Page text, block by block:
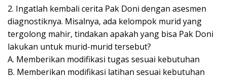
2. Ingatlah kembali cerita Pak Doni dengan asesmen
diagnostiknya. Misalnya, ada kelompok murid yang
tergolong mahir, tindakan apakah yang bisa Pak Doni
lakukan untuk murid-murid tersebut?
A. Memberikan modifikasi tugas sesuai kebutuhan
B. Memberikan modifikasi latihan sesuai kebutuhan